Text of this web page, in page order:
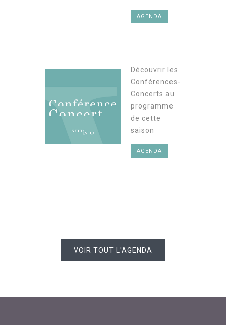
AGENDA
Découvrir les
Conférences-
Concerts au
programme
de cette
saison
AGENDA
VOIR TOUT L'AGENDA